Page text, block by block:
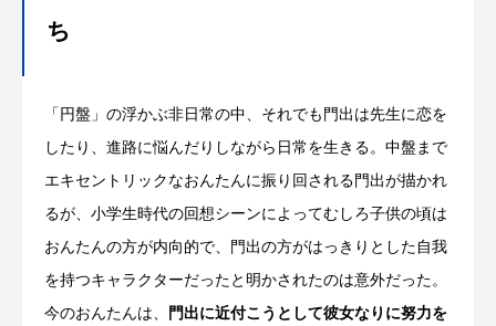
ち
「円盤」の浮かぶ非日常の中、それでも門出は先生に恋を
したり、進路に悩んだりしながら日常を生きる。中盤まで
エキセントリックなおんたんに振り回される門出が描かれ
るが、小学生時代の回想シーンによってむしろ子供の頃は
おんたんの方が内向的で、門出の方がはっきりとした自我
を持つキャラクターだったと明かされたのは意外だった。
今のおんたんは、 門出に近付こうとして彼女なりに努力を